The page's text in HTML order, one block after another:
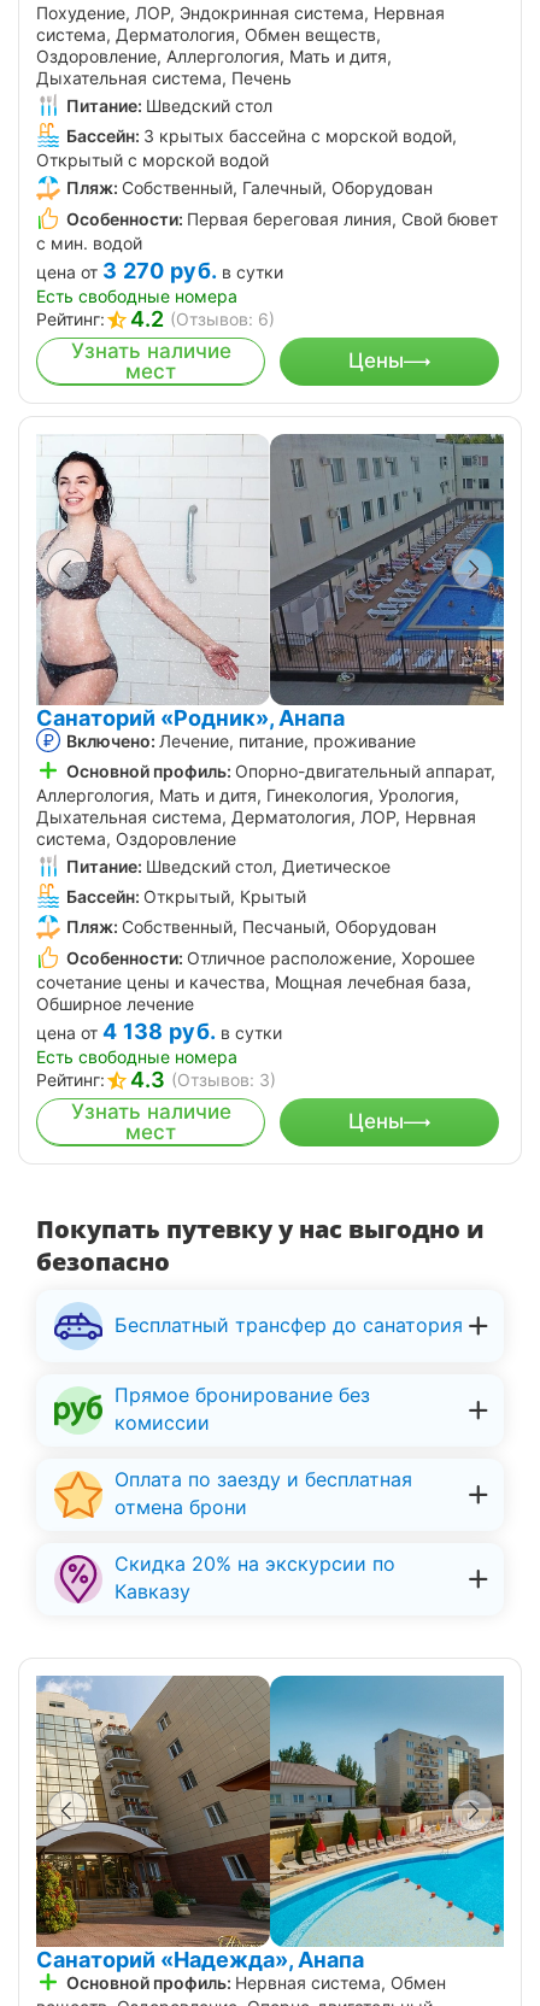
Похудение, ЛОР, Эндокринная система, Нервная
система, Дерматология, Обмен веществ,
Оздоровление, Аллергология, Мать и дитя,
Дыхательная система, Печень
Питание: Шведский стол
Бассейн: 3 крытых бассейна с морской водой,
Открытый с морской водой
Пляж: Собственный, Галечный, Оборудован
Особенности: Первая береговая линия, Свой бювет
с мин. водой
цена от 3 270 руб. в сутки
Есть свободные номера
Рейтинг:
4.2 (Отзывов: 6)
Узнать наличие
мест
Цены
Санаторий «Родник», Анапа
Включено: Лечение, питание, проживание
Основной профиль: Опорно-двигательный аппарат,
Аллергология, Мать и дитя, Гинекология, Урология,
Дыхательная система, Дерматология, ЛОР, Нервная
система, Оздоровление
Питание: Шведский стол, Диетическое
Бассейн: Открытый, Крытый
Пляж: Собственный, Песчаный, Оборудован
Особенности: Отличное расположение, Хорошее
сочетание цены и качества, Мощная лечебная база,
Обширное лечение
цена от 4 138 руб. в сутки
Есть свободные номера
Рейтинг:
4.3 (Отзывов: 3)
Узнать наличие
мест
Цены
Покупать путевку у нас выгодно и
безопасно
Бесплатный трансфер до санатория
Прямое бронирование без
комиссии
Оплата по заезду и бесплатная
отмена брони
Скидка 20% на экскурсии по
Кавказу
Санаторий «Надежда», Анапа
Основной профиль: Нервная система, Обмен